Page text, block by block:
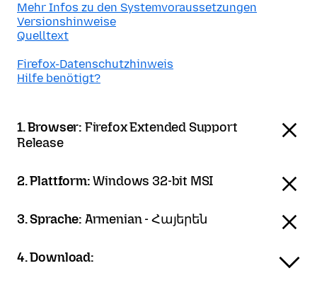
Mehr Infos zu den Systemvoraussetzungen
Versionshinweise
Quelltext
Firefox-Datenschutzhinweis
Hilfe benötigt?
1. Browser: Firefox Extended Support
Release
2. Plattform:Windows 32-bit MSI
3. Sprache: Armenian - Հայերեն
4. Download: